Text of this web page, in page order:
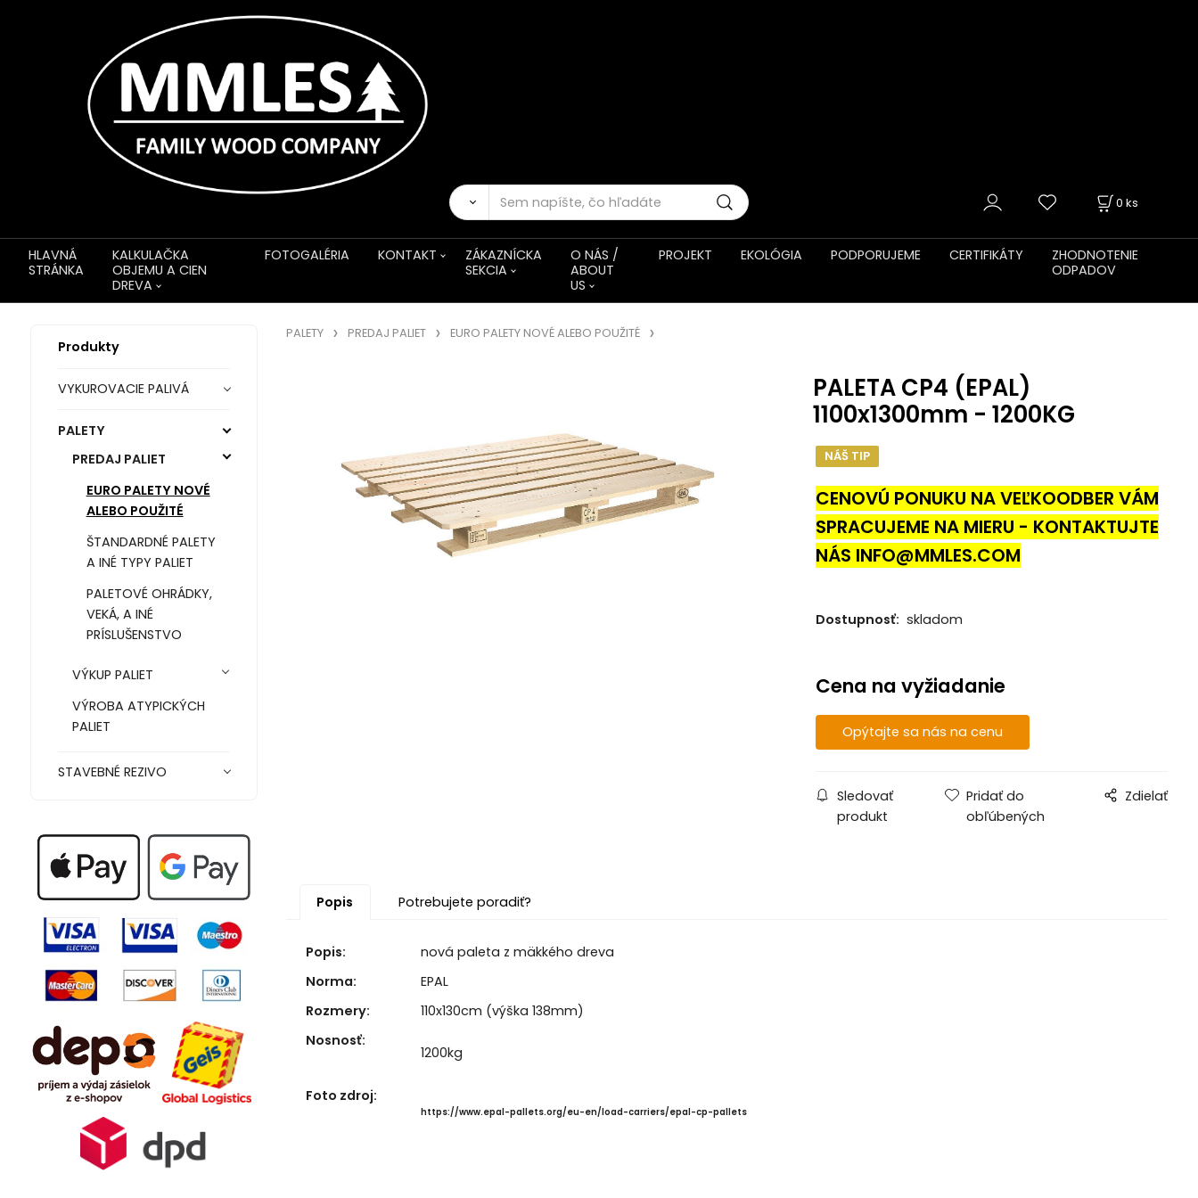
0 ks
HLAVNÁ
STRÁNKA
KALKULAČKA
OBJEMU A CIEN
DREVA
FOTOGALÉRIA KONTAKT
ZÁKAZNÍCKA
SEKCIA
O NÁS /
ABOUT
US
PROJEKT EKOLÓGIA PODPORUJEME CERTIFIKÁTY
ZHODNOTENIE
ODPADOV
Produkty
VYKUROVACIE PALIVÁ
PALETY
PREDAJ PALIET
EURO PALETY NOVÉ
ALEBO POUŽITÉ
ŠTANDARDNÉ PALETY
A INÉ TYPY PALIET
PALETOVÉ OHRÁDKY,
VEKÁ, A INÉ
PRÍSLUŠENSTVO
VÝKUP PALIET
VÝROBA ATYPICKÝCH
PALIET
STAVEBNÉ REZIVO
PALETY PREDAJ PALIET EURO PALETY NOVÉ ALEBO POUŽITÉ
PALETA CP4 (EPAL)
1100x1300mm - 1200KG
NÁŠ TIP
CENOVÚ PONUKU NA VEĽKOODBER VÁM
SPRACUJEME NA MIERU - KONTAKTUJTE
NÁS INFO@MMLES.COM
Dostupnosť: skladom
Cena na vyžiadanie
Opýtajte sa nás na cenu
Sledovať
produkt
Pridať do
obľúbených
Zdielať
Popis Potrebujete poradiť?
Popis:
nová paleta z mäkkého dreva
Norma:
EPAL
Rozmery:
110x130cm (výška 138mm)
Nosnosť:
1200kg
Foto zdroj:
https://www.epal-pallets.org/eu-en/load-carriers/epal-cp-pallets